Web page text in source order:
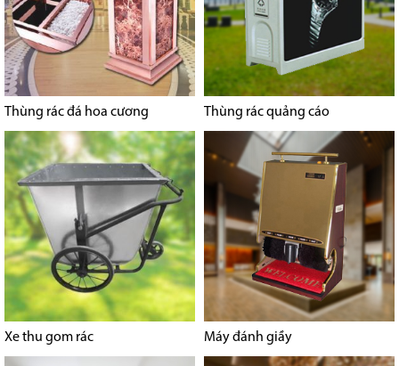
Thùng rác đá hoa cương Thùng rác quảng cáo
Xe thu gom rác Máy đánh giầy